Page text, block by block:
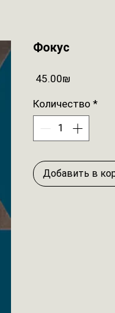
Фокус
‏45.00 ‏₪
Количество *
Добавить в